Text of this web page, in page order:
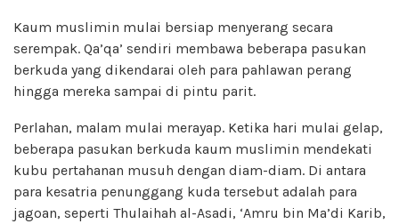
Kaum muslimin mulai bersiap menyerang secara
serempak. Qa’qa’ sendiri membawa beberapa pasukan
berkuda yang dikendarai oleh para pahlawan perang
hingga mereka sampai di pintu parit.
Perlahan, malam mulai merayap. Ketika hari mulai gelap,
beberapa pasukan berkuda kaum muslimin mendekati
kubu pertahanan musuh dengan diam-diam. Di antara
para kesatria penunggang kuda tersebut adalah para
jagoan, seperti Thulaihah al-Asadi, ‘Amru bin Ma’di Karib,